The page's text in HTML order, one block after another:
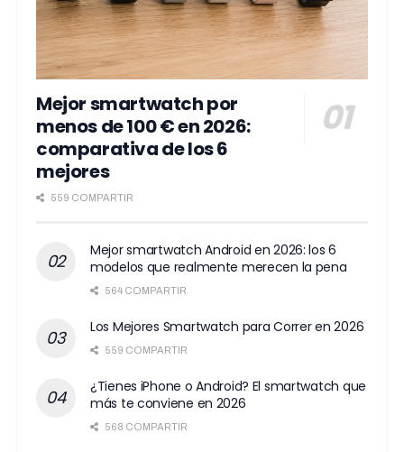
Mejor smartwatch por
menos de 100 € en 2026:
comparativa de los 6
mejores
559 COMPARTIR
Mejor smartwatch Android en 2026: los 6
modelos que realmente merecen la pena
564 COMPARTIR
Los Mejores Smartwatch para Correr en 2026
559 COMPARTIR
¿Tienes iPhone o Android? El smartwatch que
más te conviene en 2026
568 COMPARTIR